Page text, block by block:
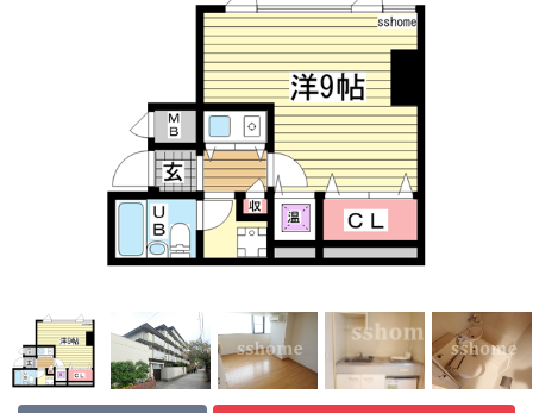
地域から探す
地図から探す
店舗情報·アクセス
会社概要
メールでお問い合わせ